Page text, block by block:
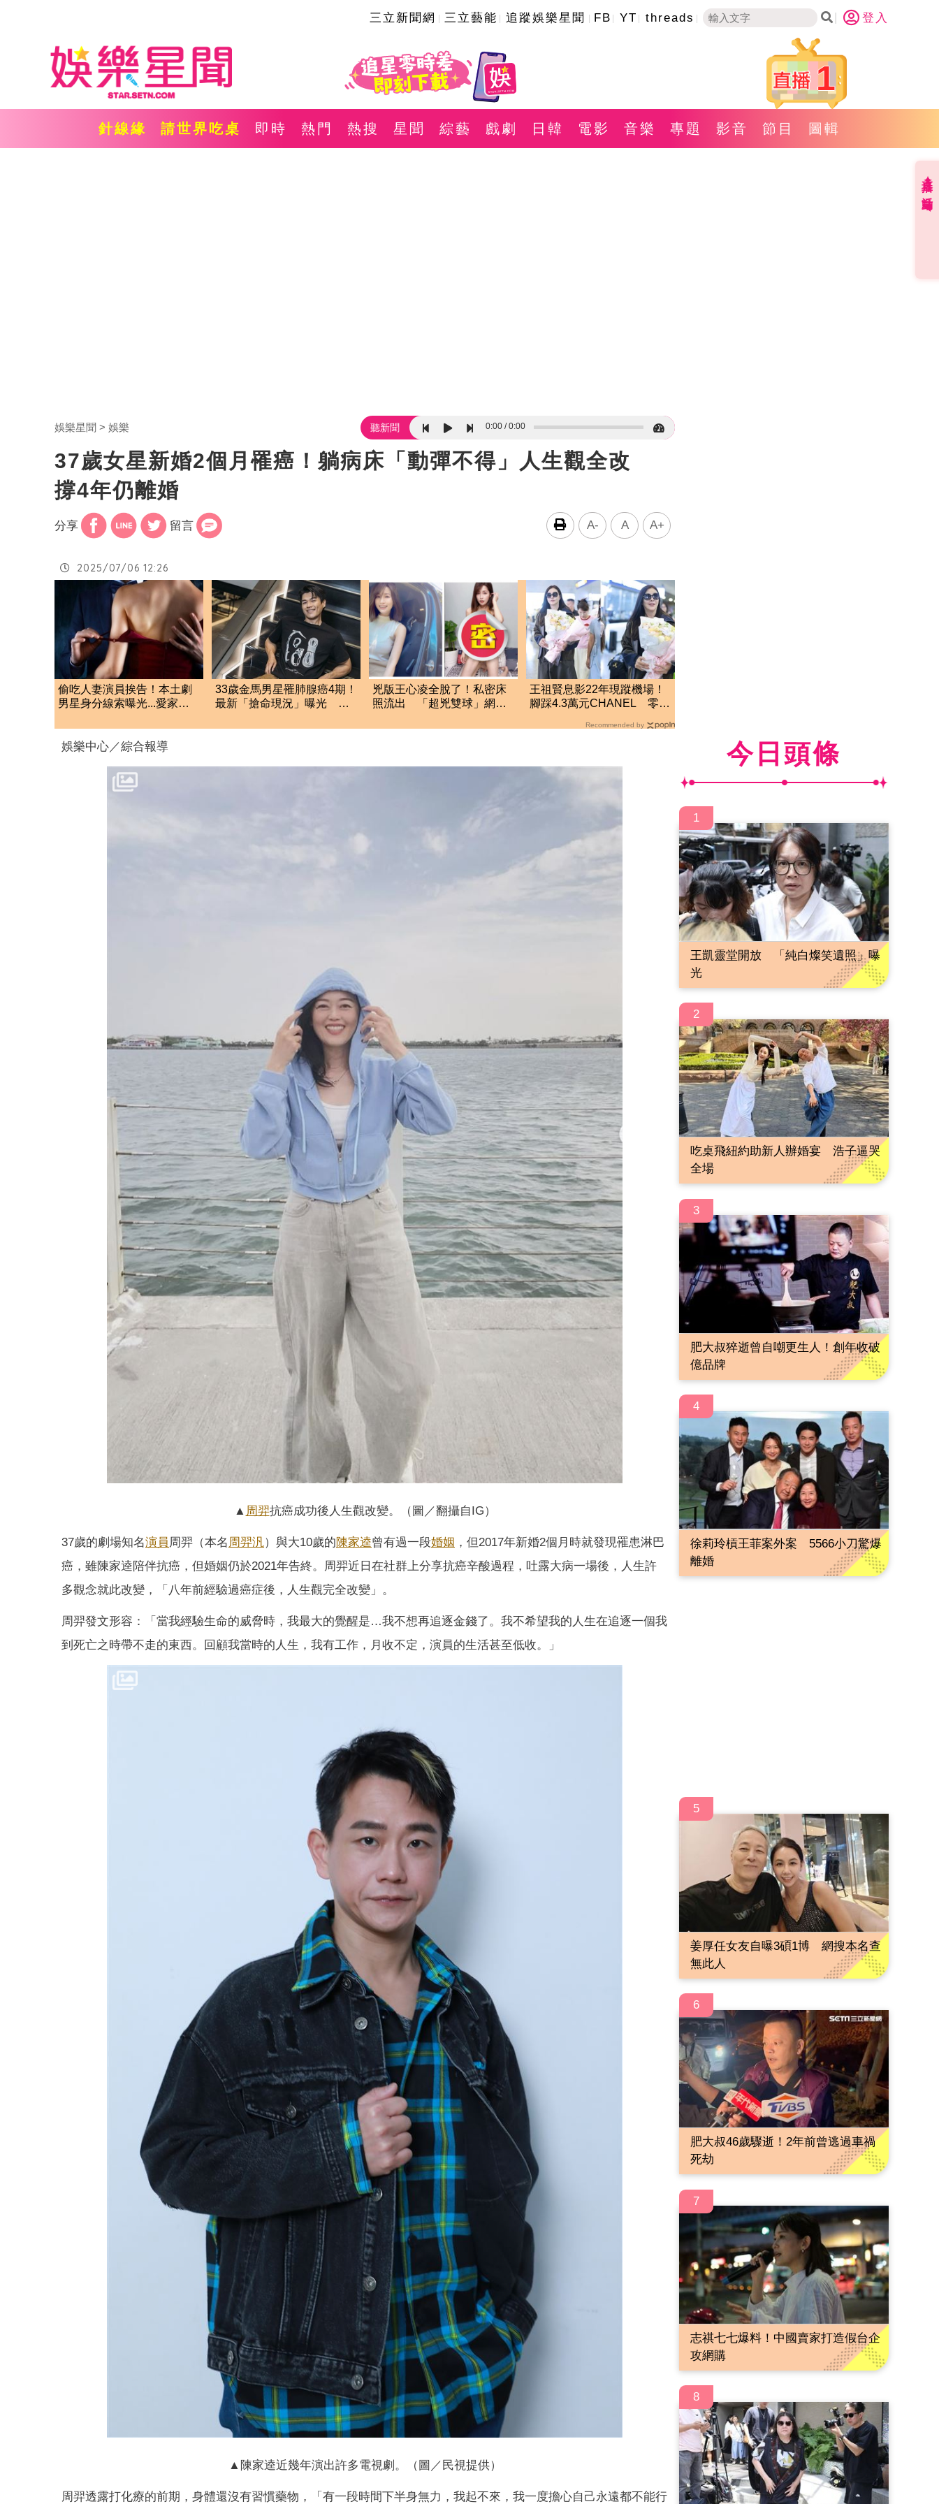
三立新聞網 三立藝能 追蹤娛樂星聞 FB YT threads 登入
1
針線緣 請世界吃桌 即時 熱門 熱搜 星聞 綜藝 戲劇 日韓 電影 音樂 專題 影音 節目 圖輯
娛樂星聞 娛樂 聽新聞 0:00 0:00
37歲女星新婚2個月罹癌！躺病床「動彈不得」人生觀全改
撐4年仍離婚
分享 留言 A- A A+
2025/07/06 12:26
偷吃人妻演員挨告！本土劇
男星身分線索曝光...愛家形
33歲金馬男星罹肺腺癌4期！
最新「搶命現況」曝光 父
兇版王心凌全脫了！私密床
照流出 「超兇雙球」網暴
王祖賢息影22年現蹤機場！
腳踩4.3萬元CHANEL 零修
Recommended by
娛樂中心／綜合報導
▲ 周羿抗癌成功後人生觀改變。（圖／翻攝自IG）
37歲的劇場知名演員 周羿（本名 周羿汎）與大10歲的陳家逵曾有過一段婚姻 ，但2017年新婚2個月時就發現罹患淋巴
癌，雖陳家逵陪伴抗癌，但婚姻仍於2021年告終。周羿近日在社群上分享抗癌辛酸過程，吐露大病一場後，人生許
多觀念就此改變，「八年前經驗過癌症後，人生觀完全改變」。
周羿發文形容：「當我經驗生命的威脅時，我最大的覺醒是…我不想再追逐金錢了。我不希望我的人生在追逐一個我
到死亡之時帶不走的東西。回顧我當時的人生，我有工作，月收不定，演員的生活甚至低收。」
▲陳家逵近幾年演出許多電視劇。（圖／民視提供）
周羿透露打化療的前期，身體還沒有習慣藥物，「有一段時間下半身無力，我起不來，我一度擔心自己永遠都不能行
今日頭條
1
王凱靈堂開放 「純白燦笑遺照」曝
光
2
吃桌飛紐約助新人辦婚宴 浩子逼哭
全場
3
肥大叔猝逝曾自嘲更生人！創年收破
億品牌
4
徐莉玲槓王菲案外案 5566小刀驚爆
離婚
5
姜厚任女友自曝3碩1博 網搜本名查
無此人
6
肥大叔46歲驟逝！2年前曾逃過車禍
死劫
7
志祺七七爆料！中國賣家打造假台企
攻網購
8
直播✦活動